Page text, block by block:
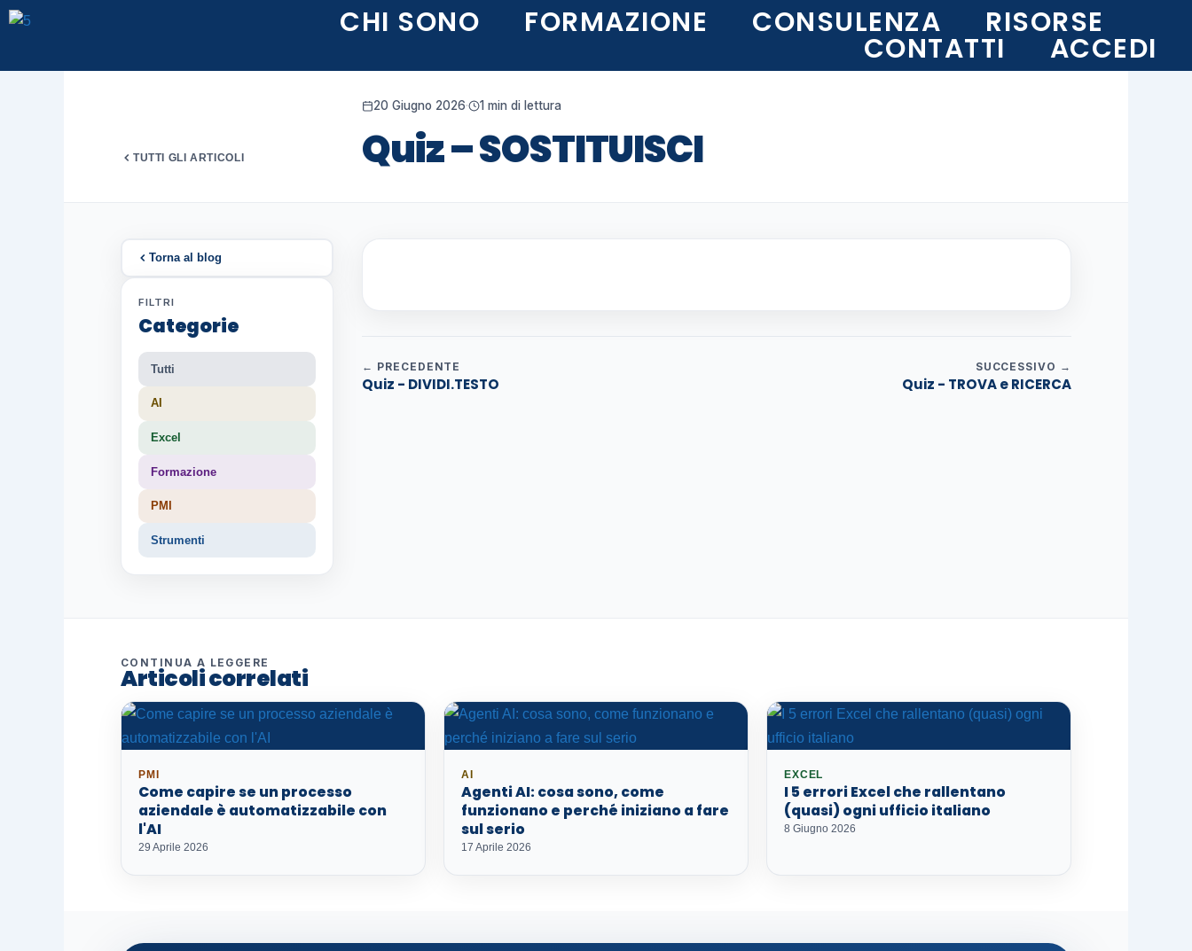
Vai
CHI SONO FORMAZIONE CONSULENZA RISORSE
CONTATTI ACCEDI
TUTTI GLI ARTICOLI
20 Giugno 2026· 1 min di lettura
Quiz – SOSTITUISCI
Torna al blog
FILTRI
Categorie
Tutti
AI
Excel
Formazione
PMI
Strumenti
← PRECEDENTE
Quiz - DIVIDI.TESTO
SUCCESSIVO →
Quiz - TROVA e RICERCA
CONTINUA A LEGGERE
Articoli correlati
PMI
Come capire se un processo
aziendale è automatizzabile con
l'AI
29 Aprile 2026
AI
Agenti AI: cosa sono, come
funzionano e perché iniziano a fare
sul serio
17 Aprile 2026
EXCEL
I 5 errori Excel che rallentano
(quasi) ogni ufficio italiano
8 Giugno 2026